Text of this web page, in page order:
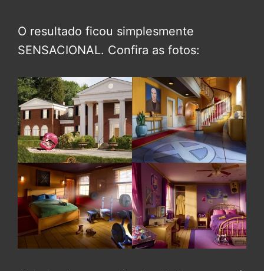
O resultado ficou simplesmente
SENSACIONAL. Confira as fotos: